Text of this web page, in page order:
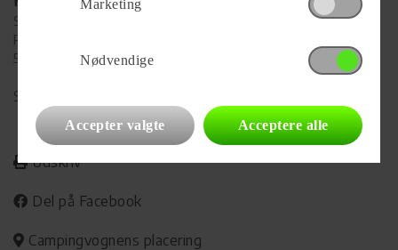
Svendborg Camping Center A/S
Porthusvænget 3
5700 Svendborg
Se alle
Udskriv
Del på Facebook
Campingvognens placering
Marketing
Nødvendige
Accepter valgte Acceptere alle